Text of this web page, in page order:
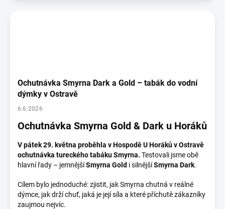
Ochutnávka Smyrna Dark a Gold – tabák do vodní
dýmky v Ostravě
6.6.2026
Ochutnávka Smyrna Gold & Dark u Horáků
V pátek 29. května proběhla v Hospodě U Horáků v Ostravě
ochutnávka tureckého tabáku Smyrna. Testovali jsme obě
hlavní řady – jemnějšíSmyrna Gold i silnějšíSmyrna Dark.
Cílem bylo jednoduché: zjistit, jak Smyrna chutná v reálné
dýmce, jak drží chuť, jaká je její síla a které příchutě zákazníky
zaujmou nejvíc.